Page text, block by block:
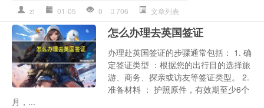
zl 01-05 0 706 文章列表
怎么办理去英国签证
办理赴英国签证的步骤通常包括： 1. 确
定签证类型 ：根据您的出行目的选择旅
游、商务、探亲或访友等签证类型。 2.
准备材料 ： 护照原件，有效期至少6个
月，...